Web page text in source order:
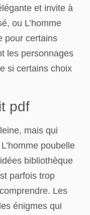
et invite à
ou L’homme
pour certains
les personnages
si certains choix
pdf
mais qui
poubelle
bibliothèque
parfois trop
Les
énigmes qui